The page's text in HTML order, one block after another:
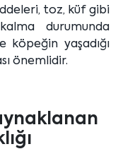
toz, küf gibi
durumunda
köpeğin yaşadığı
önemlidir.